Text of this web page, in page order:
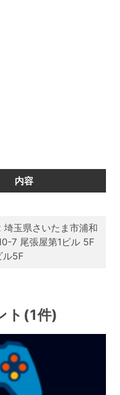
内容
玉県さいたま市浦和
7 尾張屋第1ビル 5F
ル5F
ト(1件)